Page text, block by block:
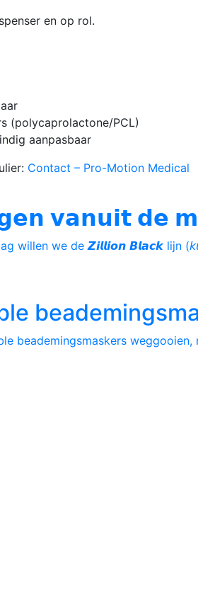
en op rol.
(polycaprolactone/PCL)
aanpasbaar
Contact – Pro-Motion Medical
𝘃𝗮𝗻𝘂𝗶𝘁 𝗱𝗲
willen we de 𝙕𝙞𝙡𝙡𝙞𝙤𝙣 𝘽𝙡𝙖𝙘𝙠
beademingsmaskers